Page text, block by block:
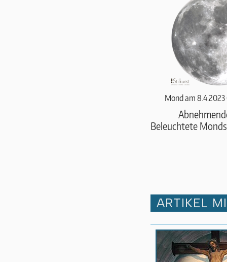
Mond am 8.4.2023
Beleuchtete
ARTIKEL